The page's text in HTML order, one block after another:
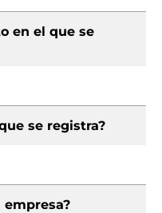
en el que se
se registra?
empresa?